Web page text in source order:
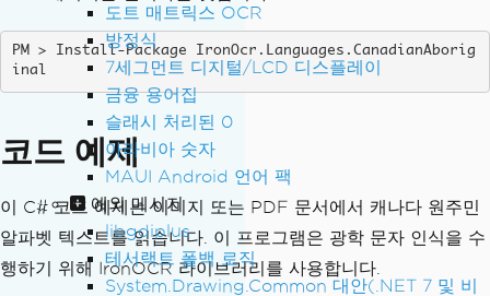
도트 매트릭스 OCR
방정식
7세그먼트 디지털/LCD 디스플레이
금융 용어집
슬래시 처리된 0
아라비아 숫자
MAUI Android 언어 팩
예외 메시지
libgdiplus
테서랙트 폴백 로직
System.Drawing.Common 대안(.NET 7 및 비
Install-Package IronOcr.Languages.CanadianAborig
inal
코드 예제
이 C# 코드 예제는 이미지 또는 PDF 문서에서 캐나다 원주민
알파벳 텍스트를 읽습니다. 이 프로그램은 광학 문자 인식을 수
행하기 위해 IronOCR 라이브러리를 사용합니다.